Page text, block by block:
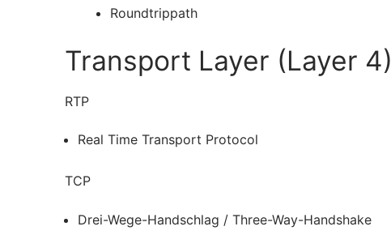
Roundtrippath
Transport Layer (Layer 4)
RTP
Real Time Transport Protocol
TCP
Drei-Wege-Handschlag / Three-Way-Handshake